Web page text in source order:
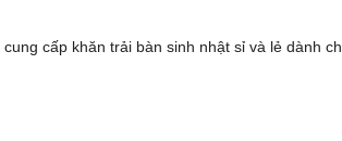
cung cấp khăn trải bàn sinh nhật sỉ và lẻ dành